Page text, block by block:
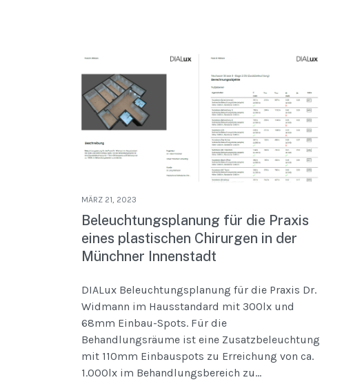
MÄRZ 21, 2023
Beleuchtungsplanung für die Praxis
eines plastischen Chirurgen in der
Münchner Innenstadt
DIALux Beleuchtungsplanung für die Praxis Dr.
Widmann im Hausstandard mit 300lx und
68mm Einbau-Spots. Für die
Behandlungsräume ist eine Zusatzbeleuchtung
mit 110mm Einbauspots zu Erreichung von ca.
1.000lx im Behandlungsbereich zu...